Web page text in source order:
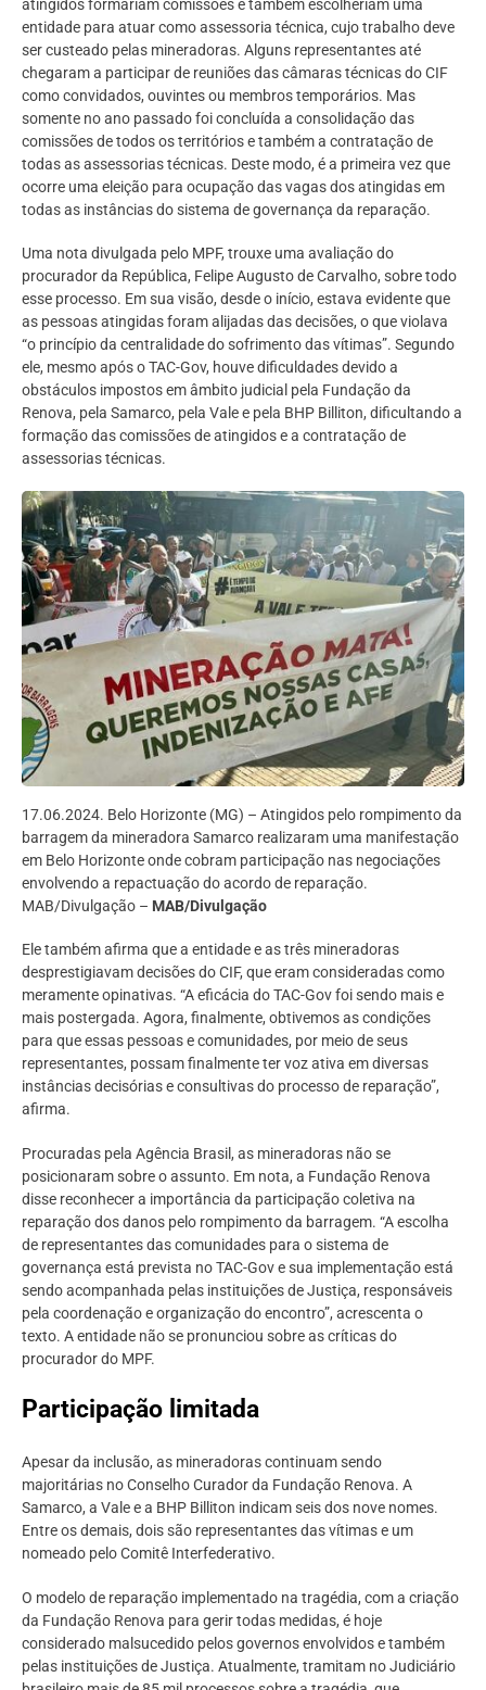
atingidos formariam comissões e também escolheriam uma
entidade para atuar como assessoria técnica, cujo trabalho deve
ser custeado pelas mineradoras. Alguns representantes até
chegaram a participar de reuniões das câmaras técnicas do CIF
como convidados, ouvintes ou membros temporários. Mas
somente no ano passado foi concluída a consolidação das
comissões de todos os territórios e também a contratação de
todas as assessorias técnicas. Deste modo, é a primeira vez que
ocorre uma eleição para ocupação das vagas dos atingidas em
todas as instâncias do sistema de governança da reparação.
Uma nota divulgada pelo MPF, trouxe uma avaliação do
procurador da República, Felipe Augusto de Carvalho, sobre todo
esse processo. Em sua visão, desde o início, estava evidente que
as pessoas atingidas foram alijadas das decisões, o que violava
“o princípio da centralidade do sofrimento das vítimas”. Segundo
ele, mesmo após o TAC-Gov, houve dificuldades devido a
obstáculos impostos em âmbito judicial pela Fundação da
Renova, pela Samarco, pela Vale e pela BHP Billiton, dificultando a
formação das comissões de atingidos e a contratação de
assessorias técnicas.
17.06.2024. Belo Horizonte (MG) – Atingidos pelo rompimento da
barragem da mineradora Samarco realizaram uma manifestação
em Belo Horizonte onde cobram participação nas negociações
envolvendo a repactuação do acordo de reparação.
MAB/Divulgação – MAB/Divulgação
Ele também afirma que a entidade e as três mineradoras
desprestigiavam decisões do CIF, que eram consideradas como
meramente opinativas. “A eficácia do TAC-Gov foi sendo mais e
mais postergada. Agora, finalmente, obtivemos as condições
para que essas pessoas e comunidades, por meio de seus
representantes, possam finalmente ter voz ativa em diversas
instâncias decisórias e consultivas do processo de reparação”,
afirma.
Procuradas pela Agência Brasil, as mineradoras não se
posicionaram sobre o assunto. Em nota, a Fundação Renova
disse reconhecer a importância da participação coletiva na
reparação dos danos pelo rompimento da barragem. “A escolha
de representantes das comunidades para o sistema de
governança está prevista no TAC-Gov e sua implementação está
sendo acompanhada pelas instituições de Justiça, responsáveis
pela coordenação e organização do encontro”, acrescenta o
texto. A entidade não se pronunciou sobre as críticas do
procurador do MPF.
Participação limitada
Apesar da inclusão, as mineradoras continuam sendo
majoritárias no Conselho Curador da Fundação Renova. A
Samarco, a Vale e a BHP Billiton indicam seis dos nove nomes.
Entre os demais, dois são representantes das vítimas e um
nomeado pelo Comitê Interfederativo.
O modelo de reparação implementado na tragédia, com a criação
da Fundação Renova para gerir todas medidas, é hoje
considerado malsucedido pelos governos envolvidos e também
pelas instituições de Justiça. Atualmente, tramitam no Judiciário